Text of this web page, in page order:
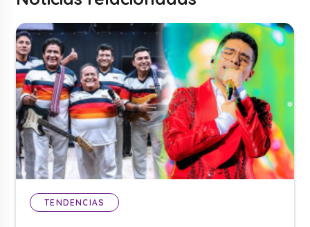
TENDENCIAS